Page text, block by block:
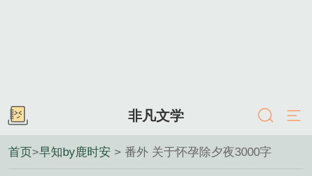
非凡文学
首页>早知by鹿时安 > 番外 关于怀孕除夕夜3000字